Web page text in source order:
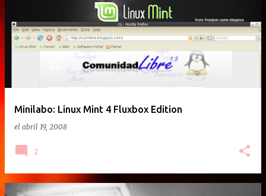
Minilabo: Linux Mint 4 Fluxbox Edition
el abril 19, 2008
2